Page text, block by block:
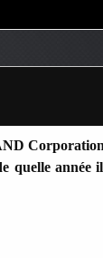
quelle année